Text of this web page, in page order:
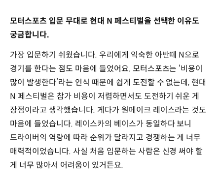
모터스포츠 입문 무대로 현대 N 페스티벌을 선택한 이유도
궁금합니다.
가장 입문하기 쉬웠습니다. 우리에게 익숙한 아반떼 N으로
경기를 한다는 점도 마음에 들었어요. 모터스포츠는 ‘비용이
많이 발생한다’라는 인식 때문에 쉽게 도전할 수 없는데, 현대
N 페스티벌은 참가 비용이 저렴하면서도 도전하기 쉬운 게
장점이라고 생각했습니다. 게다가 원메이크 레이스라는 것도
마음에 들었습니다. 레이스카의 베이스가 동일하다 보니
드라이버의 역량에 따라 순위가 달라지고 경쟁하는 게 너무
매력적이었습니다. 사실 처음 입문하는 사람은 신경 써야 할
게 너무 많아서 어려움이 있거든요.